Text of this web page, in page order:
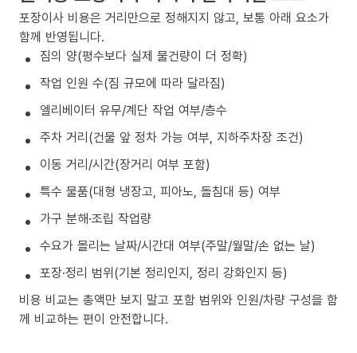
포장이사 비용은 거리만으로 정해지지 않고, 보통 아래 요소가
함께 반영됩니다.
짐의 양(평수보다 실제 물건량이 더 정확)
작업 인원 수(짐 규모에 따라 달라짐)
엘리베이터 유무/계단 작업 여부/층수
주차 거리(건물 앞 정차 가능 여부, 지하주차장 조건)
이동 거리/시간(장거리 여부 포함)
특수 물품(대형 냉장고, 피아노, 돌침대 등) 여부
가구 분해·조립 작업량
수요가 몰리는 날짜/시간대 여부(주말/월말/손 없는 날)
포장·정리 범위(기본 정리인지, 정리 강화인지 등)
비용 비교는 총액만 보지 말고 포함 범위와 인원/차량 구성을 함
께 비교하는 편이 안전합니다.